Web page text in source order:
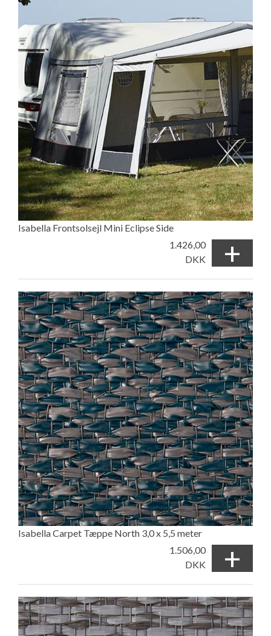
Isabella Frontsolsejl Mini Eclipse Side
1.426,00
DKK
+
Isabella Carpet Tæppe North 3,0 x 5,5 meter
1.506,00
DKK
+